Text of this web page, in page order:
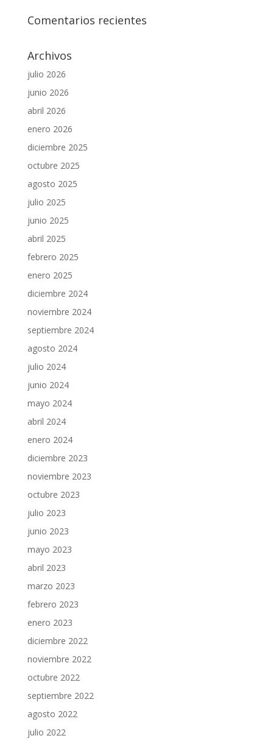
Comentarios recientes
Archivos
julio 2026
junio 2026
abril 2026
enero 2026
diciembre 2025
octubre 2025
agosto 2025
julio 2025
junio 2025
abril 2025
febrero 2025
enero 2025
diciembre 2024
noviembre 2024
septiembre 2024
agosto 2024
julio 2024
junio 2024
mayo 2024
abril 2024
enero 2024
diciembre 2023
noviembre 2023
octubre 2023
julio 2023
junio 2023
mayo 2023
abril 2023
marzo 2023
febrero 2023
enero 2023
diciembre 2022
noviembre 2022
octubre 2022
septiembre 2022
agosto 2022
julio 2022